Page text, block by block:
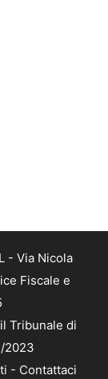
- Via Nicola
Fiscale e
Tribunale di
2023
- Contattaci